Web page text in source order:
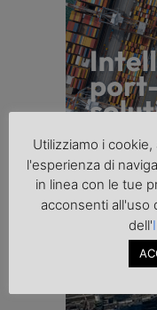
Utilizziamo i
l'esperienza di
in linea con le tue
acconsenti all'uso
dell'